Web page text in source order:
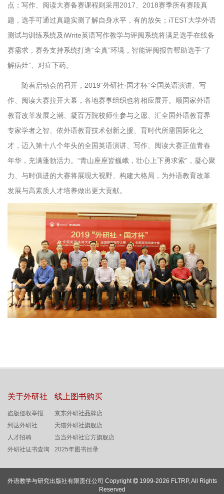
点；写作、阅读大赛备赛课程则采用2017、2018赛季所有赛段真
题，选手可通过真题实测了解自身水平，有的放矢；iTEST大学外语
测试与训练系统及iWrite英语写作教学与评阅系统将满足选手在线备
赛需求，赛务支持系统打造“全真”环境，智能评阅报告帮助选手“了
解病灶”、对症下药。
随着启动会的召开，2019“外研社·国才杯”全国英语演讲、写
作、阅读大赛拉开大幕，各地赛事组织也将相应展开。顺国家外语
教育改革发展之潮、凝百万院校师生参与之愿、汇全国外语教育界
专家学者之智、依外语教育技术创新之援、育时代所需国际化之
才，迈入第十八个年头的全国英语演讲、写作、阅读大赛正值青春
年华，充满蓬勃活力。“青山座座皆巍峨，壮心上下勇求索”，凝心聚
力、与时俱进的大赛将展现大视野、构建大格局，为外语教育改革
发展与高素质人才培养做出更大贡献。
关于外研社
盗版侵权举报
到达外研社
人才招聘
外研社证书查询
线上图书购买
京东外研社品牌店
天猫外研社旗舰店
当当外研社官方旗舰店
2025年图书目录
外语教学与研究出版社有限责任公司 Copyright
1999-2026 FLTRP, All Rights
Reserved